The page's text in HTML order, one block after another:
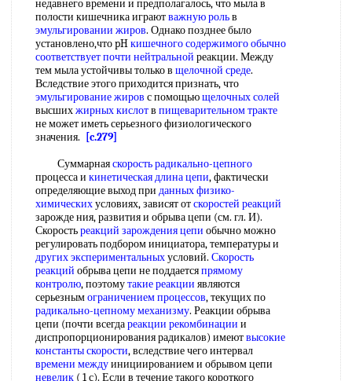
недавнего времени и предполагалось, что мыла в
полости кишечника играютважную рольв
эмульгировании жиров. Однако позднее было
установлено,что pHкишечного содержимогообычно
соответствуетпочти нейтральной реакции. Между
тем мыла устойчивы только в щелочной среде.
Вследствие этого приходится признать, что
эмульгирование жиров с помощьющелочных солей
высшихжирных кислотв пищеварительном тракте
не может иметь серьезного физиологического
значения.
[c.279]
Суммарнаяскорость радикально-цепного
процесса и кинетическая длина цепи, фактически
определяющие выход при данных физико-
химическихусловиях, зависят отскоростей реакций
зарожде ния, развития и обрыва цепи (см. гл. И).
Скоростьреакций зарождения цепи обычно можно
регулировать подбором инициатора, температуры и
других экспериментальныхусловий. Скорость
реакций обрыва цепи не поддаетсяпрямому
контролю, поэтомутакие реакции являются
серьезнымограничением процессов, текущих по
радикально-цепному механизму. Реакции обрыва
цепи (почти всегдареакции рекомбинации и
диспропорционирования радикалов) имеютвысокие
константы скорости, вследствие чего интервал
времени междуинициированием и обрывом цепи
невелик ( 1 с). Если в течение такого короткого